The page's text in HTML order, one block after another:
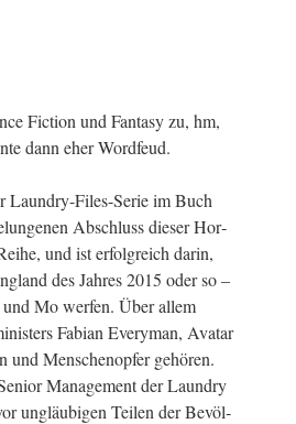
Fic­tion und Fan­ta­sy zu, hm,
dann eher Wordfeud.
Laun­dry-Files-Serie im Buch
Abschluss die­ser Hor­
und ist erfolg­reich dar­in,
des Jah­res 2015 oder so –
Mo wer­fen. Über allem
Fabi­an Ever­y­man, Ava­tar
und Men­schen­op­fer gehö­ren.
Manage­ment der Laun­dry
ungläu­bi­gen Tei­len der Bevöl­